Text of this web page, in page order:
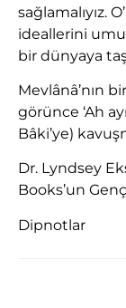
sağlamalıyız.
ideallerini
bir dünyaya
Mevlânâ’nın
görünce ‘Ah
Bâki’ye)
Dr. Lyndsey
Books’un
Dipnotlar